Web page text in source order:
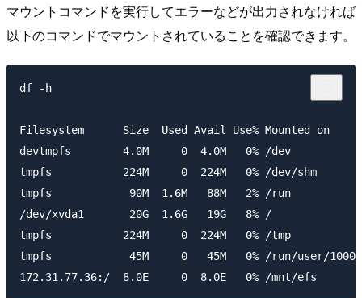
マウントコマンドを実行してエラーなどが出力されなければ
以下のコマンドでマウントされていることを確認できます。
df -h
Filesystem      Size  Used Avail Use% Mounted on
devtmpfs        4.0M     0  4.0M   0% /dev
tmpfs           224M     0  224M   0% /dev/shm
tmpfs            90M  1.6M   88M   2% /run
/dev/xvda1       20G  1.6G   19G   8% /
tmpfs           224M     0  224M   0% /tmp
tmpfs            45M     0   45M   0% /run/user/1000